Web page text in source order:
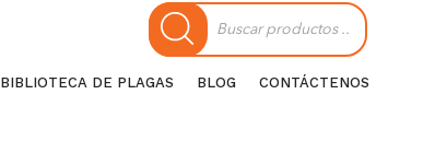
Búsqueda
de
productos
BIBLIOTECA DE PLAGAS BLOG CONTÁCTENOS